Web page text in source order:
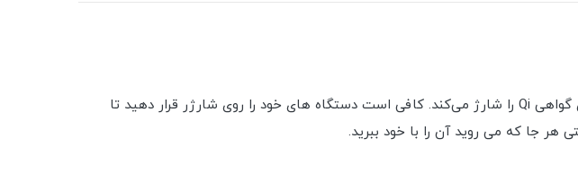
شارژر MagSafe Duo به راحتی آیفون، اپل واچ، قاب شارژ بی‌سیم ایرپاد و سایر دستگاه‌های دارای گواهی Qi را شارژ می‌کند. کافی است دستگاه های خود را روی شارژر قرار دهید تا
جا که می روید آن را با خود ببرید.